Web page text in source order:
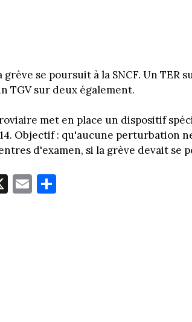
grève se poursuit à la SNCF. Un
TGV sur deux également.
met en place un dispositif
Objectif : qu'aucune perturbation
d'examen, si la grève devait se
X E
m